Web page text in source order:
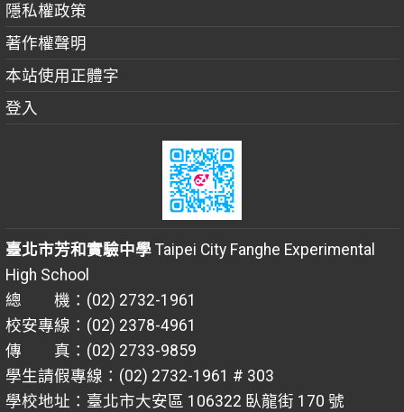
隱私權政策
著作權聲明
本站使用正體字
登入
臺北市芳和實驗中學Taipei City Fanghe Experimental
High School
總 機：(02) 2732-1961
校安專線：(02) 2378-4961
傳 真：(02) 2733-9859
學生請假專線：(02) 2732-1961 # 303
學校地址：臺北市大安區 106322 臥龍街 170 號